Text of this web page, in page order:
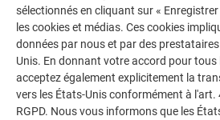
+33 4 79 96 03 10
DIRECTION
Leopold Pasquali, Mag. Dieter
sélectionnés en cliquant sur «
les cookies et médias. Ces cookies
données par nous et par des
Unis. En donnant votre accord pour tous
acceptez également explicitement la
vers les États-Unis conformément à l'art.
RGPD. Nous vous informons que les